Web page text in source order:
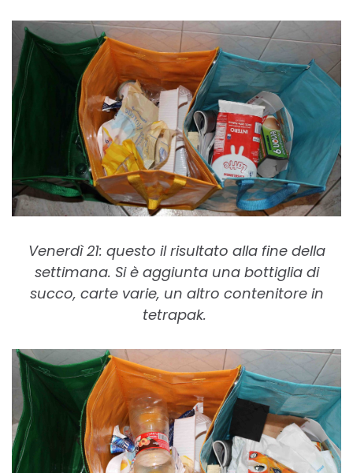
Venerdì 21: questo il risultato alla fine della
settimana. Si è aggiunta una bottiglia di
succo, carte varie, un altro contenitore in
tetrapak.